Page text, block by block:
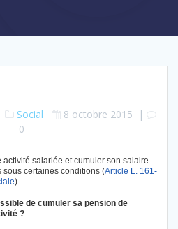
Social 8 octobre 2015 |
0
salariée et cumuler son salaire
certaines conditions (Article L. 161-
).
de cumuler sa pension de
?